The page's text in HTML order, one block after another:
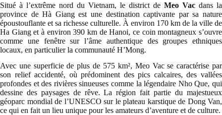
Situé à l’extrême nord du Vietnam, le district de Meo Vac dans la
province de Hà Giang est une destination captivante par sa nature
époustouflante et sa richesse culturelle. À environ 170 km de la ville de
Ha Giang et à environ 390 km de Hanoi, ce coin montagneux s’ouvre
comme une fenêtre sur l’âme authentique des groupes ethniques
locaux, en particulier la communauté H’Mong.
Avec une superficie de plus de 575 km², Meo Vac se caractérise par
son relief accidenté, où prédominent des pics calcaires, des vallées
profondes et des rivières sinueuses comme la légendaire Nho Que, qui
dessine des paysages de rêve. La région fait partie du majestueux
géoparc mondial de l’UNESCO sur le plateau karstique de Dong Van,
ce qui en fait un lieu unique pour les amateurs d’aventure et de culture.